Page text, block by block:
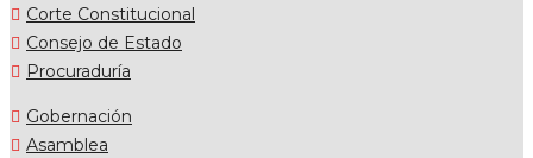
Corte Constitucional
Consejo de Estado
Procuraduría
Gobernación
Asamblea